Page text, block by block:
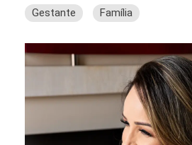
Gestante
Família